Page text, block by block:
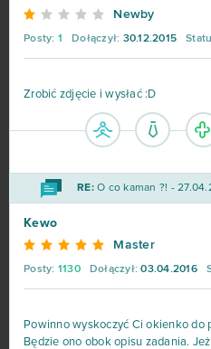
Newby
Posty: 1 Dołączył: 30.12.2015
Zrobić zdjęcie i wysłać :D
RE:O co kaman ?! -
Kewo
Master
Posty: 1130 Dołączył: 03.04.2016
Powinno wyskoczyć Ci okienko do
Będzie ono obok opisu zadania.
MovieStarPlanet MSP
World of Warships
CSGO Prime (B2P)
Goodgame Empire
Shakes & Fidget
My Little Farmies
Minecraft
Forge of Empires